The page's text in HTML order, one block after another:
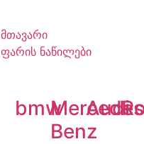
მთავარი
ფარის ნაწილები
bmw
Benz
Audi